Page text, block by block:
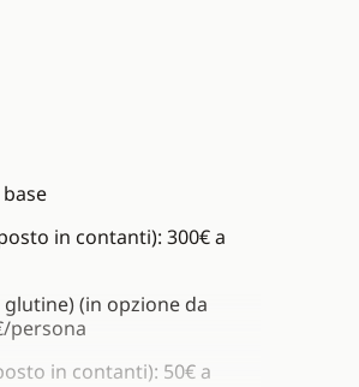
in contanti): 300€ a
(in opzione da
persona
in contanti): 50€ a